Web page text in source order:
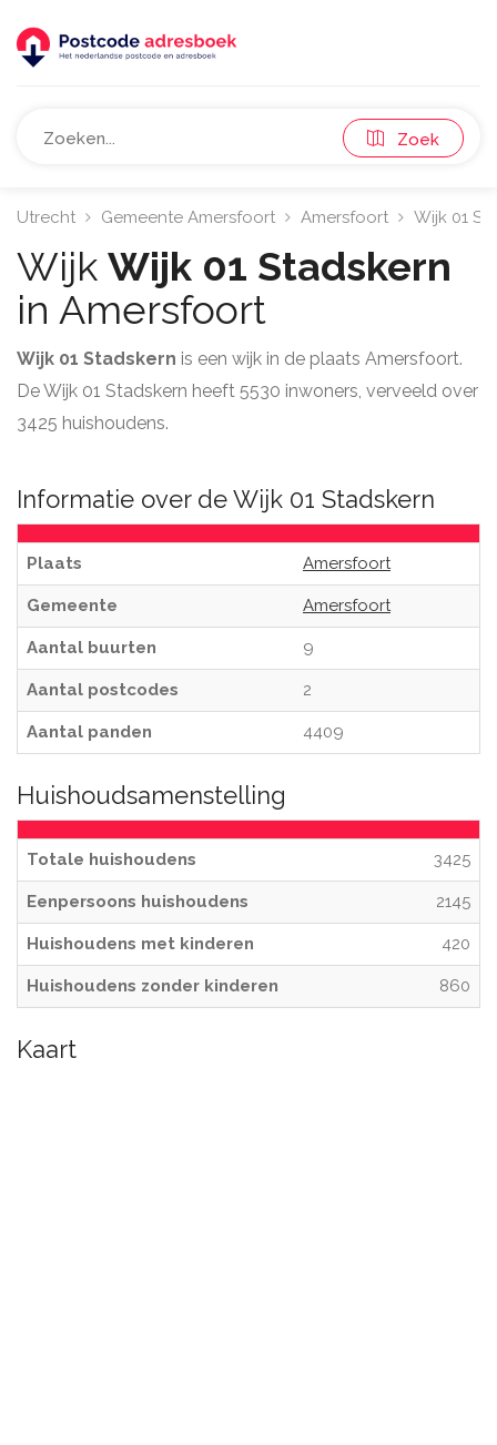
Zoek
Utrecht Gemeente Amersfoort Amersfoort Wijk 01
Wijk Wijk 01 Stadskern
in Amersfoort
Wijk 01 Stadskern is een wijk in de plaats Amersfoort.
De Wijk 01 Stadskern heeft 5530 inwoners, verveeld over
3425 huishoudens.
Informatie over de Wijk 01 Stadskern
Plaats Amersfoort
Gemeente Amersfoort
Aantal buurten 9
Aantal postcodes 2
Aantal panden 4409
Huishoudsamenstelling
Totale huishoudens 3425
Eenpersoons huishoudens 2145
Huishoudens met kinderen 420
Huishoudens zonder kinderen 860
Kaart